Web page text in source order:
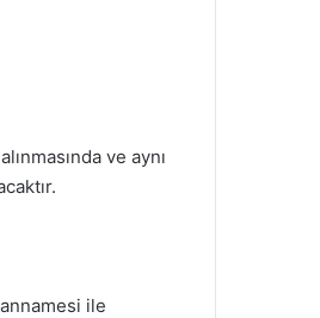
ve aynı
ile